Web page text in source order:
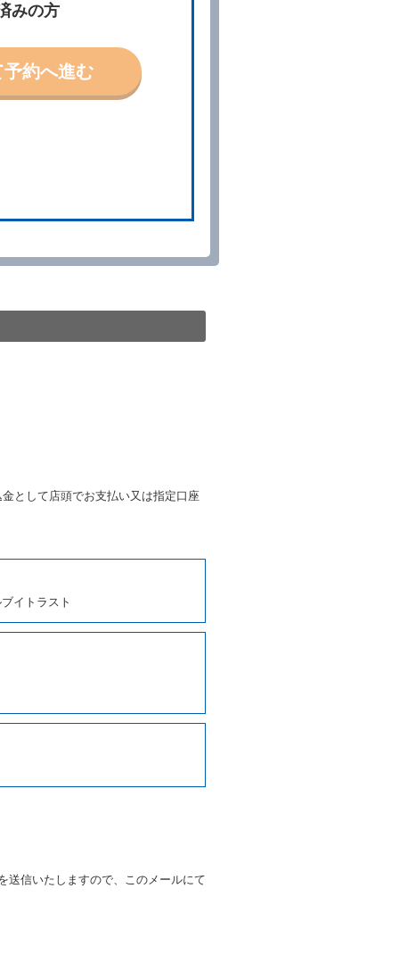
ものとします。
渡契約」といいます。）締
約取消手数料の支払いがあ
申込金を返還するものとし
車種クラスのレンタカー（以
、予約した車種クラスの貸
ラスの貸渡料金によるもの
項の予約の取消しとして取
５項の予約の取消しとして
に定める場合を除き、相互に
は第２項各号のいずれかに
。
転者の氏名、住所、運転免
の締結にあたり、借受人に
しの提出を求めることがあり
るときはその運転者の運転免
138号 平成7年6月13日）の
示を求め、及び提出された
求めます。
はその他の支払方法を指定す
とができるものとします。
みの方
予約へ進む
として店頭でお支払い又は指定口座
イトラスト
送信いたしますので、このメールにて